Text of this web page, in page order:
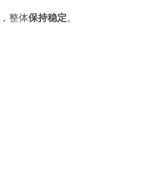
，整体保持稳定。